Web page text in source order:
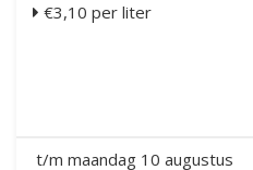
€3,10 per liter
t/m maandag 10 augustus